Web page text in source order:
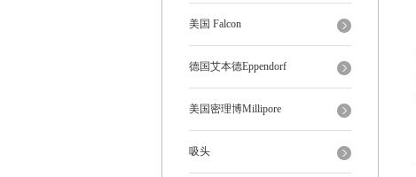
美国 Falcon
德国艾本德Eppendorf
美国密理博Millipore
吸头